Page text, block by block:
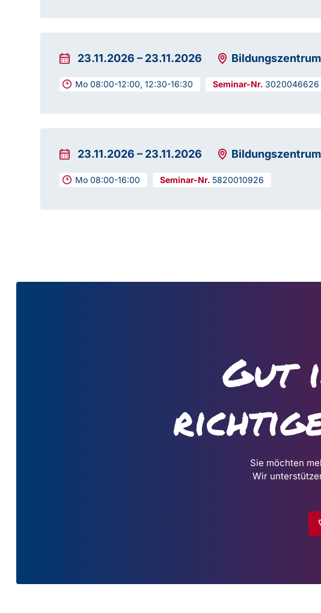
23.11.2026 – 23.11.2026
Mo 08:00-12:00, 12:30-16:30 3020046626
23.11.2026 – 23.11.2026
Mo 08:00-16:00 5820010926
Gut
Sie möchten
Wir